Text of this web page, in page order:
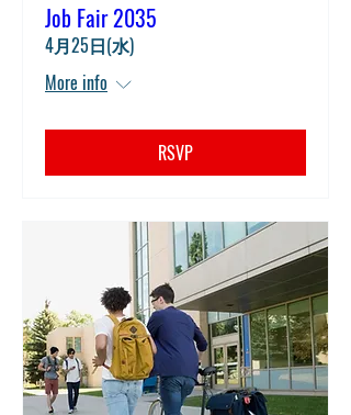
Job Fair 2035
4月25日(水)
More info
RSVP